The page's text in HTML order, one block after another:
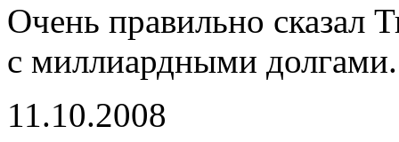
Очень правильно сказал
с миллиардными
11.10.2008